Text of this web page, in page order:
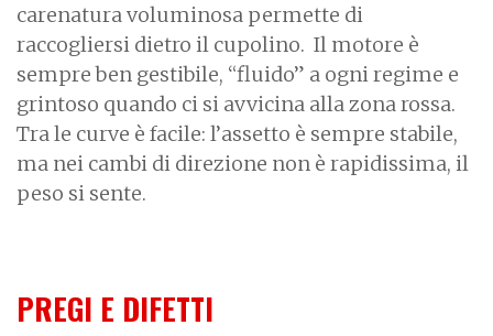
carenatura voluminosa permette di
raccogliersi dietro il cupolino. Il motore è
sempre ben gestibile, “fluido” a ogni regime e
grintoso quando ci si avvicina alla zona rossa.
Tra le curve è facile: l’assetto è sempre stabile,
ma nei cambi di direzione non è rapidissima, il
peso si sente.
PREGI E DIFETTI